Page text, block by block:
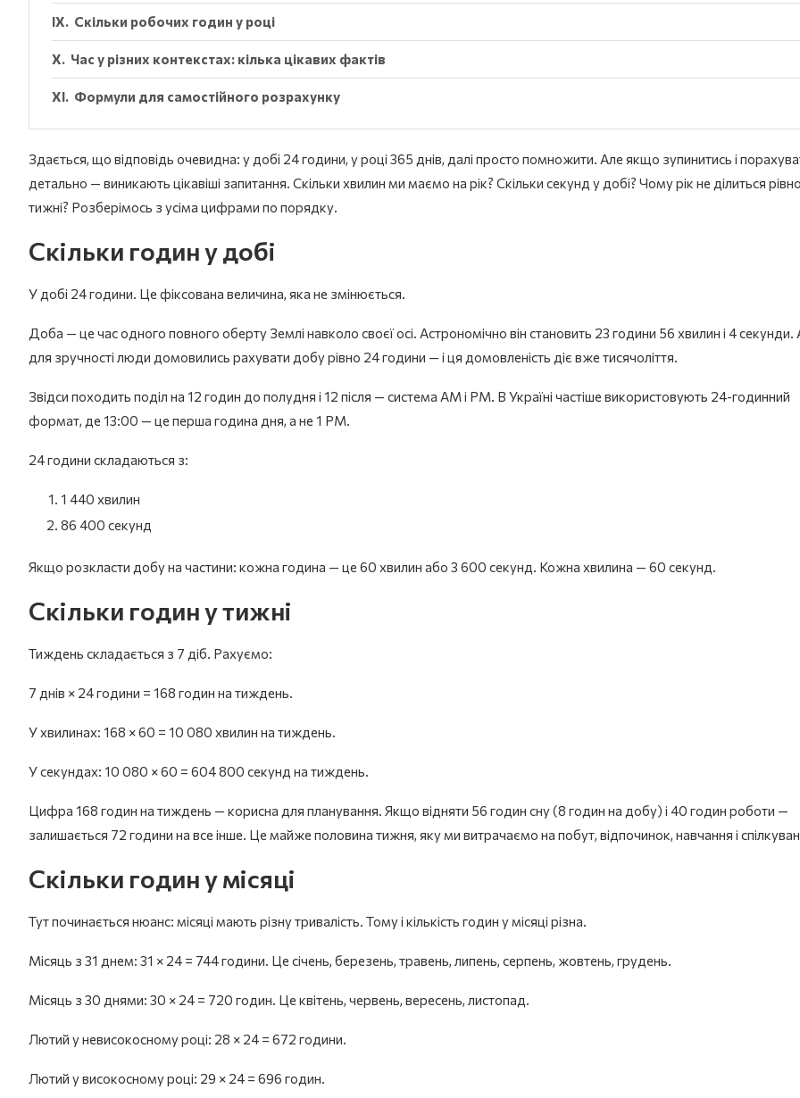
Скільки робочих годин у році
Час у різних контекстах: кілька цікавих фактів
Формули для самостійного розрахунку
Здається, що відповідь очевидна: у добі 24 години, у році 365 днів, далі просто помножити. Але якщо зупинитись і
детально — виникають цікавіші запитання. Скільки хвилин ми маємо на рік? Скільки секунд у добі? Чому рік не ділиться
тижні? Розберімось з усіма цифрами по порядку.
Скільки годин у добі
У добі 24 години. Це фіксована величина, яка не змінюється.
Доба — це час одного повного оберту Землі навколо своєї осі. Астрономічно він становить 23 години 56 хвилин і 4 секунди.
для зручності люди домовились рахувати добу рівно 24 години — і ця домовленість діє вже тисячоліття.
Звідси походить поділ на 12 годин до полудня і 12 після — система AM і PM. В Україні частіше використовують 24-годинний
формат, де 13:00 — це перша година дня, а не 1 PM.
24 години складаються з:
1 440 хвилин
86 400 секунд
Якщо розкласти добу на частини: кожна година — це 60 хвилин або 3 600 секунд. Кожна хвилина — 60 секунд.
Скільки годин у тижні
Тиждень складається з 7 діб. Рахуємо:
7 днів × 24 години = 168 годин на тиждень.
У хвилинах: 168 × 60 = 10 080 хвилин на тиждень.
У секундах: 10 080 × 60 = 604 800 секунд на тиждень.
Цифра 168 годин на тиждень — корисна для планування. Якщо відняти 56 годин сну (8 годин на добу) і 40 годин роботи —
залишається 72 години на все інше. Це майже половина тижня, яку ми витрачаємо на побут, відпочинок, навчання і
Скільки годин у місяці
Тут починається нюанс: місяці мають різну тривалість. Тому і кількість годин у місяці різна.
Місяць з 31 днем: 31 × 24 = 744 години. Це січень, березень, травень, липень, серпень, жовтень, грудень.
Місяць з 30 днями: 30 × 24 = 720 годин. Це квітень, червень, вересень, листопад.
Лютий у невисокосному році: 28 × 24 = 672 години.
Лютий у високосному році: 29 × 24 = 696 годин.